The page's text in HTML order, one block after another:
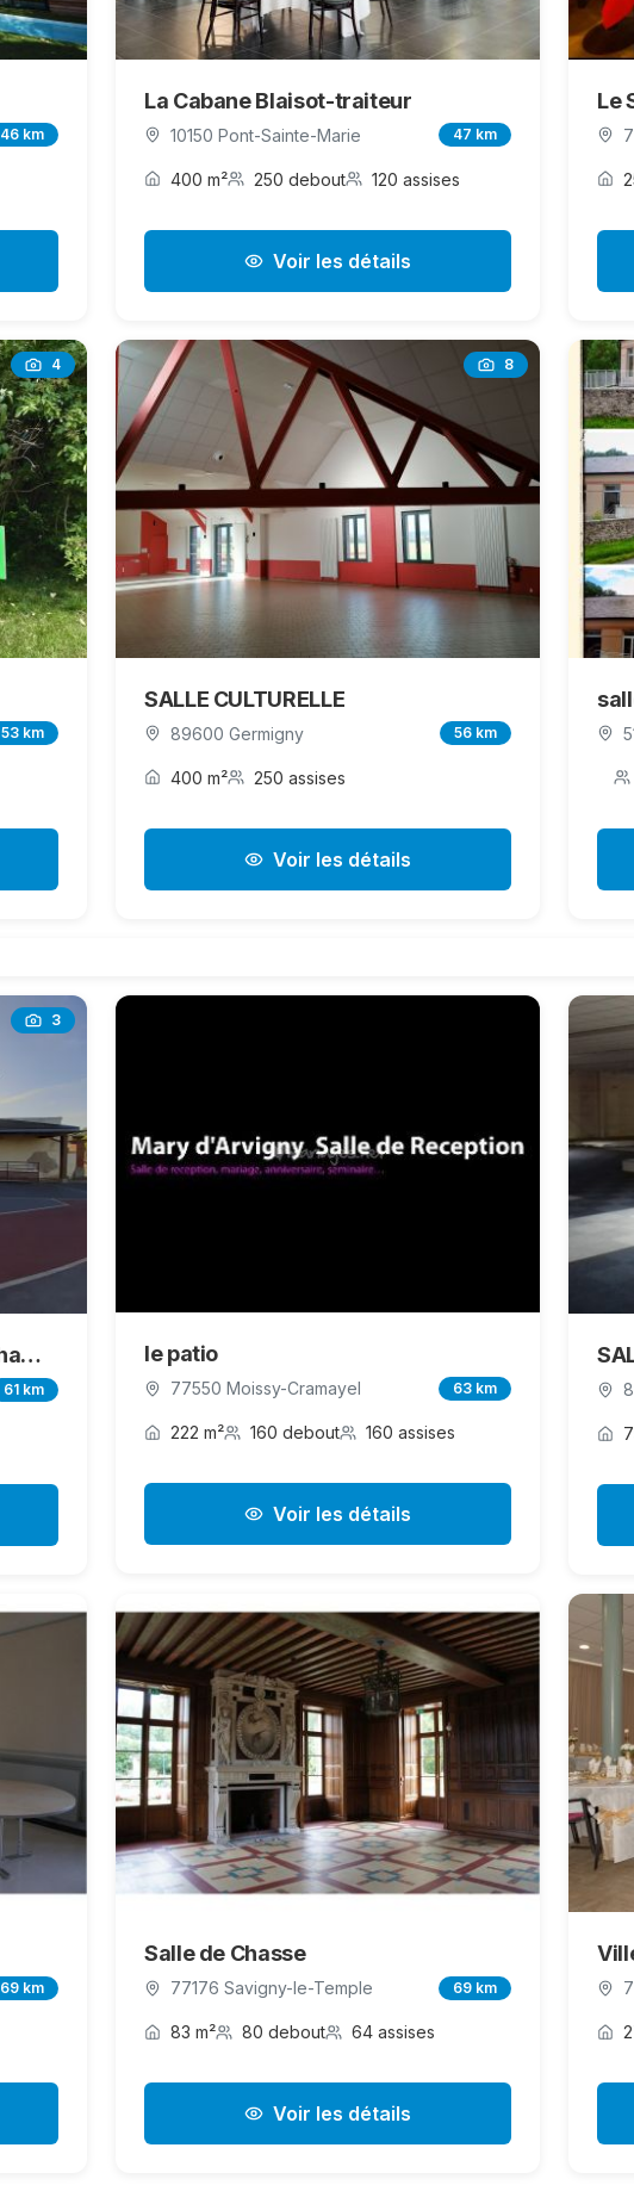
46 km
La Cabane Blaisot-traiteur
10150 Pont-Sainte-Marie 47 km
400 m² 250 debout 120 assises
Voir les détails
Le
4
53 km
8
SALLE CULTURELLE
89600 Germigny 56 km
400 m² 250 assises
Voir les détails
3
Salle communale La Clé des Champs
61 km
le patio
77550 Moissy-Cramayel 63 km
222 m² 160 debout 160 assises
Voir les détails
69 km
Salle de Chasse
77176 Savigny-le-Temple 69 km
83 m² 80 debout 64 assises
Voir les détails